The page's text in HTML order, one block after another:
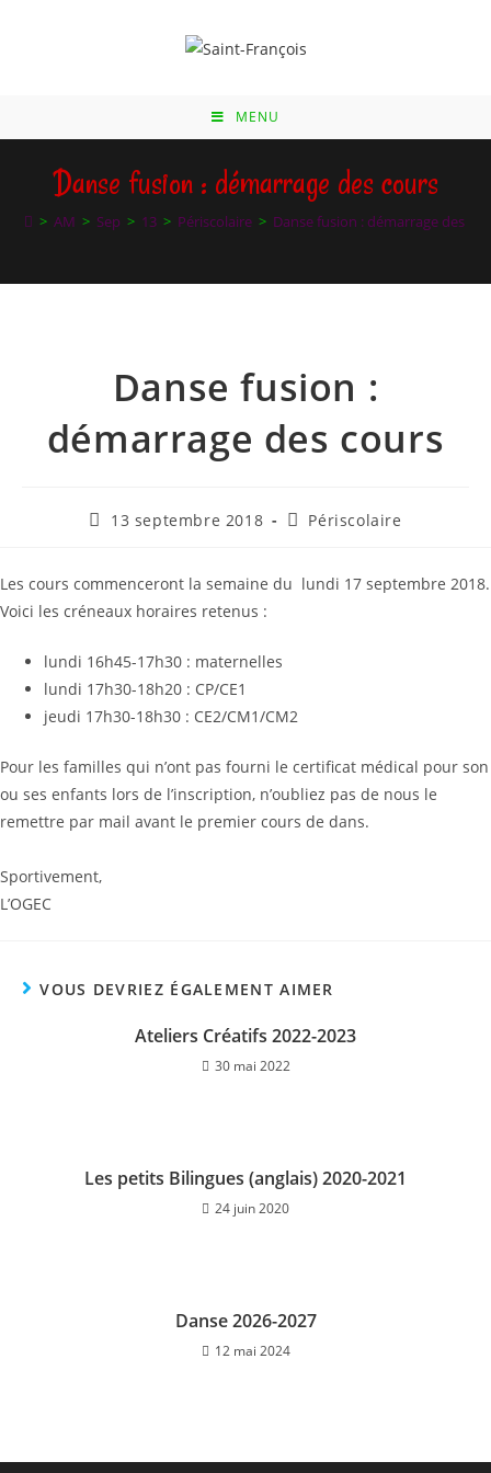
MENU
Danse fusion : démarrage des cours
> AM > Sep > 13 > Périscolaire > Danse fusion : démarrage des
Danse fusion :
démarrage des cours
Publication
13 septembre 2018
PostPériscolaire
Les cours commenceront la semaine du lundi 17 septembre 2018.
Voici les créneaux horaires retenus :
lundi 16h45-17h30 : maternelles
lundi 17h30-18h20 : CP/CE1
jeudi 17h30-18h30 : CE2/CM1/CM2
Pour les familles qui n’ont pas fourni le certificat médical pour son
ou ses enfants lors de l’inscription, n’oubliez pas de nous le
remettre par mail avant le premier cours de dans.
Sportivement,
L’OGEC
VOUS DEVRIEZ ÉGALEMENT AIMER
Ateliers Créatifs 2022-2023
30 mai 2022
Les petits Bilingues (anglais) 2020-2021
24 juin 2020
Danse 2026-2027
12 mai 2024